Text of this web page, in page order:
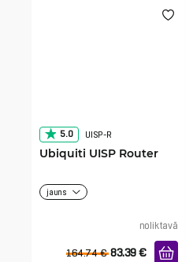
5.0 UISP-R
Ubiquiti UISP Router
jauns
noliktavā
164.74 € 83.39 €